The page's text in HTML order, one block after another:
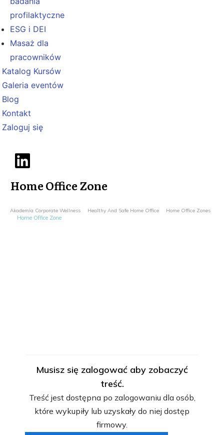
profilaktyczne
ESG i DEI
Masaż dla
pracowników
Katalog Kursów
Galeria eventów
Blog
Kontakt
Zaloguj się
Home Office Zone
Akademia Corporate Wellness Healthy And Safe Home Office Home Office Zones
Home Office Zone
Musisz się zalogować aby zobaczyć
treść.
Treść jest dostępna po zalogowaniu dla osób,
które wykupiły lub uzyskały do niej dostęp
firmowy.